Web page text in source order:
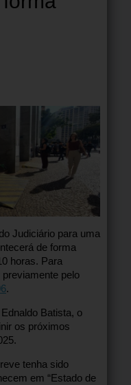
Judiciário para uma
de forma
horas. Para
pelo
.
Batista, o
os próximos
tenha sido
em “Estado de